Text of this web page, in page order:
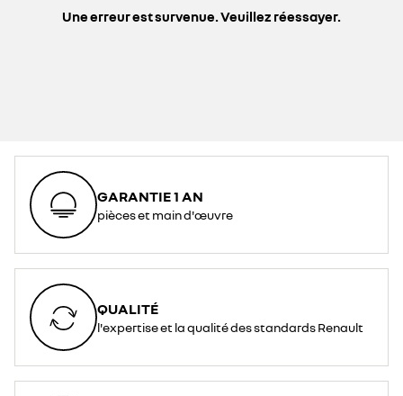
Une erreur est survenue. Veuillez réessayer.
GARANTIE 1 AN
pièces et main d'œuvre
QUALITÉ
l'expertise et la qualité des standards Renault